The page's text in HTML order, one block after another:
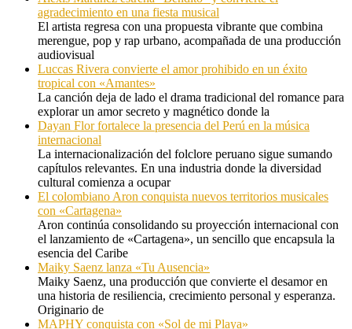
agradecimiento en una fiesta musical
El artista regresa con una propuesta vibrante que combina
merengue, pop y rap urbano, acompañada de una producción
audiovisual
Luccas Rivera convierte el amor prohibido en un éxito
tropical con «Amantes»
La canción deja de lado el drama tradicional del romance para
explorar un amor secreto y magnético donde la
Dayan Flor fortalece la presencia del Perú en la música
internacional
La internacionalización del folclore peruano sigue sumando
capítulos relevantes. En una industria donde la diversidad
cultural comienza a ocupar
El colombiano Aron conquista nuevos territorios musicales
con «Cartagena»
Aron continúa consolidando su proyección internacional con
el lanzamiento de «Cartagena», un sencillo que encapsula la
esencia del Caribe
Maiky Saenz lanza «Tu Ausencia»
Maiky Saenz, una producción que convierte el desamor en
una historia de resiliencia, crecimiento personal y esperanza.
Originario de
MAPHY conquista con «Sol de mi Playa»